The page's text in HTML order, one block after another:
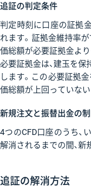
追証の判定条件
判定時刻に口座の証拠
れます。証拠金維持率
価総額が必要証拠金よ
必要証拠金は、建玉を保
します。この必要証拠
価総額が上回っていな
新規注文と振替出金の
4つのCFD口座のうち、
解消されるまでの間、新
追証の解消方法